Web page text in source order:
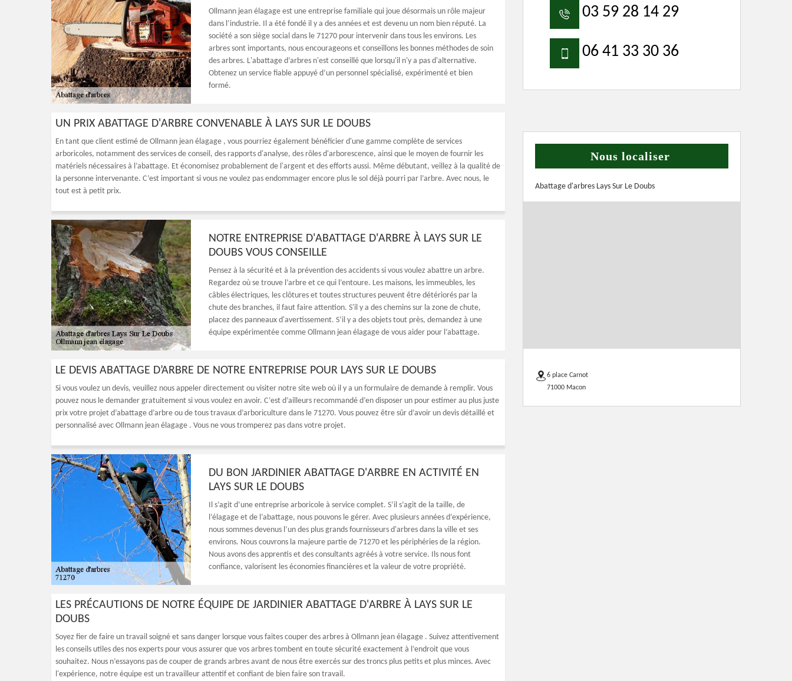
Ollmann jean élagage est une entreprise familiale qui joue désormais un rôle majeur
dans l’industrie. Il a été fondé il y a des années et est devenu un nom bien réputé. La
société a son siège social dans le 71270 pour intervenir dans tous les environs. Les
arbres sont importants, nous encourageons et conseillons les bonnes méthodes de soin
des arbres. L'abattage d’arbres n'est conseillé que lorsqu'il n'y a pas d'alternative.
Obtenez un service fiable appuyé d’un personnel spécialisé, expérimenté et bien
formé.
UN PRIX ABATTAGE D'ARBRE CONVENABLE À LAYS SUR LE DOUBS
En tant que client estimé de Ollmann jean élagage , vous pourriez également bénéficier d'une gamme complète de services
arboricoles, notamment des services de conseil, des rapports d'analyse, des rôles d'arborescence, ainsi que le moyen de fournir les
matériels nécessaires à l’abattage. Et économisez probablement de l'argent et des efforts aussi. Même débutant, veillez à la qualité de
la personne intervenante. C’est important si vous ne voulez pas endommager encore plus le sol déjà pourri par l’arbre. Avec nous, le
tout est à petit prix.
NOTRE ENTREPRISE D'ABATTAGE D'ARBRE À LAYS SUR LE
DOUBS VOUS CONSEILLE
Pensez à la sécurité et à la prévention des accidents si vous voulez abattre un arbre.
Regardez où se trouve l’arbre et ce qui l’entoure. Les maisons, les immeubles, les
câbles électriques, les clôtures et toutes structures peuvent être détériorés par la
chute des branches, il faut faire attention. S'il y a des chemins sur la zone de chute,
placez des panneaux d'avertissement. S’il y a des objets tout près, demandez à une
équipe expérimentée comme Ollmann jean élagage de vous aider pour l’abattage.
LE DEVIS ABATTAGE D’ARBRE DE NOTRE ENTREPRISE POUR LAYS SUR LE DOUBS
Si vous voulez un devis, veuillez nous appeler directement ou visiter notre site web où il y a un formulaire de demande à remplir. Vous
pouvez nous le demander gratuitement si vous voulez en avoir. C’est d’ailleurs recommandé d’en disposer un pour estimer au plus juste
prix votre projet d’abattage d’arbre ou de tous travaux d’arboriculture dans le 71270. Vous pouvez être sûr d’avoir un devis détaillé et
personnalisé avec Ollmann jean élagage . Vous ne vous tromperez pas dans votre projet.
DU BON JARDINIER ABATTAGE D'ARBRE EN ACTIVITÉ EN
LAYS SUR LE DOUBS
Il s’agit d’une entreprise arboricole à service complet. S’il s’agit de la taille, de
l’élagage et de l’abattage, nous pouvons le gérer. Avec plusieurs années d’expérience,
nous sommes devenus l’un des plus grands fournisseurs d'arbres dans la ville et ses
environs. Nous couvrons la majeure partie de 71270 et les périphéries de la région.
Nous avons des apprentis et des consultants agréés à votre service. Ils nous font
confiance, valorisent les économies financières et la valeur de votre propriété.
LES PRÉCAUTIONS DE NOTRE ÉQUIPE DE JARDINIER ABATTAGE D'ARBRE À LAYS SUR LE
DOUBS
Soyez fier de faire un travail soigné et sans danger lorsque vous faites couper des arbres à Ollmann jean élagage . Suivez attentivement
les conseils utiles des nos experts pour vous assurer que vos arbres tombent en toute sécurité exactement à l’endroit que vous
souhaitez. Nous n’essayons pas de couper de grands arbres avant de nous être exercés sur des troncs plus petits et plus minces. Avec
l'expérience, notre équipe est un travailleur attentif et confiant de bien faire son travail.
03 59 28 14 29
06 41 33 30 36
Nous localiser
Abattage d'arbres Lays Sur Le Doubs
6 place Carnot
71000 Macon